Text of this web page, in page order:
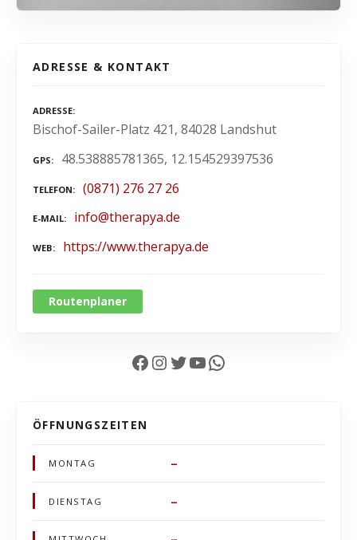
ADRESSE & KONTAKT
ADRESSE
Bischof-Sailer-Platz 421, 84028 Landshut
GPS 48.538885781365, 12.154529397536
TELEFON (0871) 276 27 26
E-MAIL info@therapya.de
WEB https://www.therapya.de
Routenplaner
Facebook InstagramTwitter YouTube WhatsApp
ÖFFNUNGSZEITEN
MONTAG –
DIENSTAG –